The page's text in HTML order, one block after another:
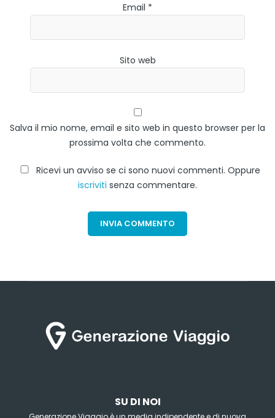
Email *
Sito web
Salva il mio nome, email e sito web in questo browser per la
prossima volta che commento.
Ricevi un avviso se ci sono nuovi commenti. Oppure
iscriviti senza commentare.
SU DI NOI